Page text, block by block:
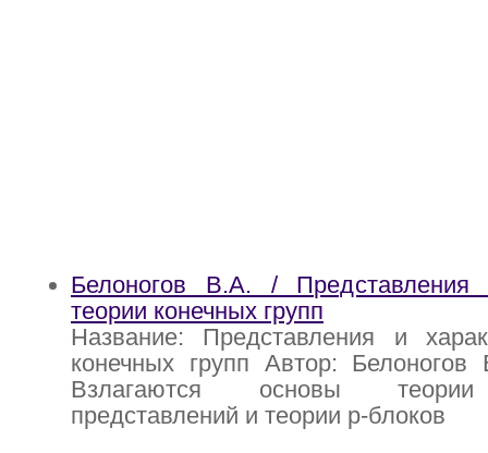
Белоногов В.А. /
теории конечных групп
Название: Представления и
конечных групп Автор:
Bзлагаются основы
представлений и теории p-блоков